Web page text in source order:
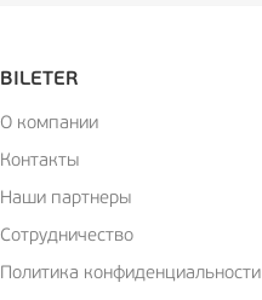
BILETER
О компании
Контакты
Наши партнеры
Сотрудничество
Политика конфиденциальности